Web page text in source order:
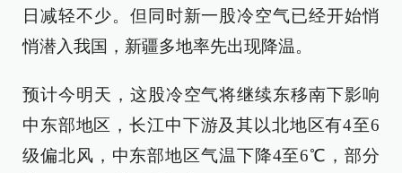
日减轻不少。但同时新一股冷空气已经开始悄
悄潜入我国，新疆多地率先出现降温。
预计今明天，这股冷空气将继续东移南下影响
中东部地区，长江中下游及其以北地区有4至6
级偏北风，中东部地区气温下降4至6℃，部分